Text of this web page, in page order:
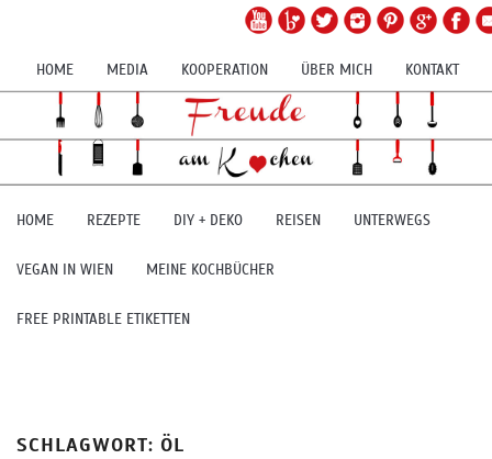
HOME MEDIA KOOPERATION ÜBER MICH KONTAKT
HOME REZEPTE DIY + DEKO REISEN UNTERWEGS
VEGAN IN WIEN MEINE KOCHBÜCHER
FREE PRINTABLE ETIKETTEN
SCHLAGWORT: ÖL